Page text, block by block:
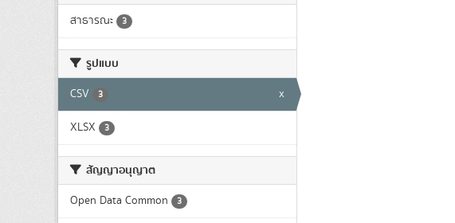
สาธารณะ 3
รูปแบบ
CSV 3 x
XLSX 3
สัญญาอนุญาต
Open Data Common 3